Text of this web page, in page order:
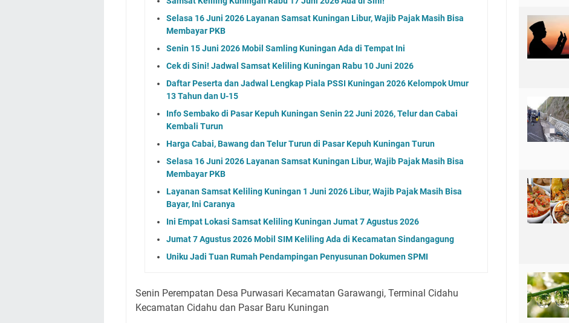
Selasa 16 Juni 2026 Layanan Samsat Kuningan Libur, Wajib Pajak Masih Bisa
Membayar PKB
Senin 15 Juni 2026 Mobil Samling Kuningan Ada di Tempat Ini
Cek di Sini! Jadwal Samsat Keliling Kuningan Rabu 10 Juni 2026
Daftar Peserta dan Jadwal Lengkap Piala PSSI Kuningan 2026 Kelompok Umur
13 Tahun dan U-15
Info Sembako di Pasar Kepuh Kuningan Senin 22 Juni 2026, Telur dan Cabai
Kembali Turun
Harga Cabai, Bawang dan Telur Turun di Pasar Kepuh Kuningan Turun
Selasa 16 Juni 2026 Layanan Samsat Kuningan Libur, Wajib Pajak Masih Bisa
Membayar PKB
Layanan Samsat Keliling Kuningan 1 Juni 2026 Libur, Wajib Pajak Masih Bisa
Bayar, Ini Caranya
Ini Empat Lokasi Samsat Keliling Kuningan Jumat 7 Agustus 2026
Jumat 7 Agustus 2026 Mobil SIM Keliling Ada di Kecamatan Sindangagung
Uniku Jadi Tuan Rumah Pendampingan Penyusunan Dokumen SPMI
Senin Perempatan Desa Purwasari Kecamatan Garawangi, Terminal Cidahu
Kecamatan Cidahu dan Pasar Baru Kuningan